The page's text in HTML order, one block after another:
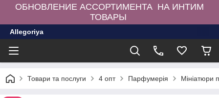
ОБНОВЛЕНИЕ АССОРТИМЕНТА НА ИНТИМ
ТОВАРЫ
Allegoriya
Товари та послуги 4 опт Парфумерія Мініатюри